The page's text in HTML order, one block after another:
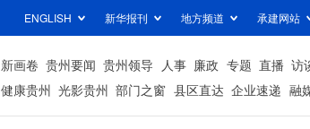
ENGLISH 新华报刊 地方频道 承建网站
新画卷 贵州要闻 贵州领导 人事 廉政 专题 直播 访
健康贵州 光影贵州 部门之窗 县区直达 企业速递 融